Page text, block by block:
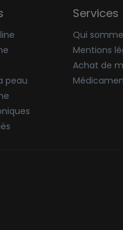
peau
Services
Qui
Mentions
Achat de